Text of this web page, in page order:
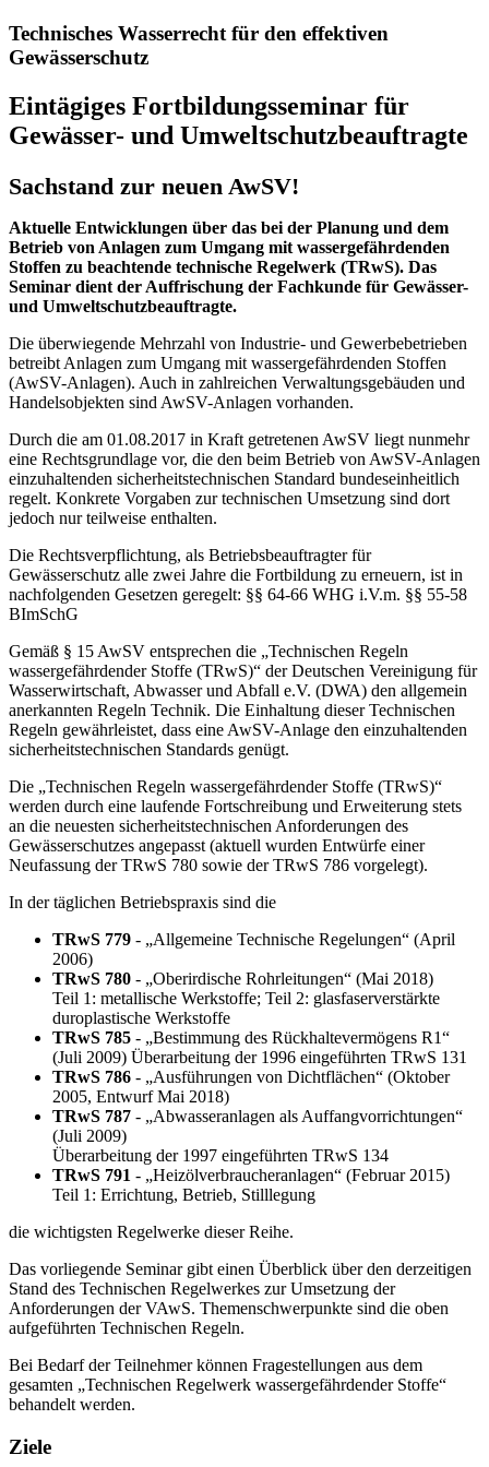
Technisches Wasserrecht für den effektiven
Gewässerschutz
Eintägiges Fortbildungsseminar für
Gewässer- und Umweltschutzbeauftragte
Sachstand zur neuen AwSV!
Aktuelle Entwicklungen über das bei der Planung und dem
Betrieb von Anlagen zum Umgang mit wassergefährdenden
Stoffen zu beachtende technische Regelwerk (TRwS). Das
Seminar dient der Auffrischung der Fachkunde für Gewässer-
und Umweltschutzbeauftragte.
Die überwiegende Mehrzahl von Industrie- und Gewerbebetrieben
betreibt Anlagen zum Umgang mit wassergefährdenden Stoffen
(AwSV-Anlagen). Auch in zahlreichen Verwaltungsgebäuden und
Handelsobjekten sind AwSV-Anlagen vorhanden.
Durch die am 01.08.2017 in Kraft getretenen AwSV liegt nunmehr
eine Rechtsgrundlage vor, die den beim Betrieb von AwSV-Anlagen
einzuhaltenden sicherheitstechnischen Standard bundeseinheitlich
regelt. Konkrete Vorgaben zur technischen Umsetzung sind dort
jedoch nur teilweise enthalten.
Die Rechtsverpflichtung, als Betriebsbeauftragter für
Gewässerschutz alle zwei Jahre die Fortbildung zu erneuern, ist in
nachfolgenden Gesetzen geregelt: §§ 64-66 WHG i.V.m. §§ 55-58
BImSchG
Gemäß § 15 AwSV entsprechen die „Technischen Regeln
wassergefährdender Stoffe (TRwS)“ der Deutschen Vereinigung für
Wasserwirtschaft, Abwasser und Abfall e.V. (DWA) den allgemein
anerkannten Regeln Technik. Die Einhaltung dieser Technischen
Regeln gewährleistet, dass eine AwSV-Anlage den einzuhaltenden
sicherheitstechnischen Standards genügt.
Die „Technischen Regeln wassergefährdender Stoffe (TRwS)“
werden durch eine laufende Fortschreibung und Erweiterung stets
an die neuesten sicherheitstechnischen Anforderungen des
Gewässerschutzes angepasst (aktuell wurden Entwürfe einer
Neufassung der TRwS 780 sowie der TRwS 786 vorgelegt).
In der täglichen Betriebspraxis sind die
TRwS 779 - „Allgemeine Technische Regelungen“ (April
2006)
TRwS 780 - „Oberirdische Rohrleitungen“ (Mai 2018)
Teil 1: metallische Werkstoffe; Teil 2: glasfaserverstärkte
duroplastische Werkstoffe
TRwS 785 - „Bestimmung des Rückhaltevermögens R1“
(Juli 2009) Überarbeitung der 1996 eingeführten TRwS 131
TRwS 786 - „Ausführungen von Dichtflächen“ (Oktober
2005, Entwurf Mai 2018)
TRwS 787 - „Abwasseranlagen als Auffangvorrichtungen“
(Juli 2009)
Überarbeitung der 1997 eingeführten TRwS 134
TRwS 791 - „Heizölverbraucheranlagen“ (Februar 2015)
Teil 1: Errichtung, Betrieb, Stilllegung
die wichtigsten Regelwerke dieser Reihe.
Das vorliegende Seminar gibt einen Überblick über den derzeitigen
Stand des Technischen Regelwerkes zur Umsetzung der
Anforderungen der VAwS. Themenschwerpunkte sind die oben
aufgeführten Technischen Regeln.
Bei Bedarf der Teilnehmer können Fragestellungen aus dem
gesamten „Technischen Regelwerk wassergefährdender Stoffe“
behandelt werden.
Ziele